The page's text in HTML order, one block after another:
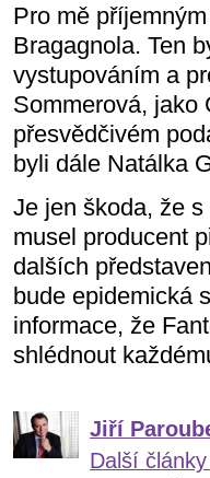
Pro mě
Bragagnola. Ten
vystupováním a
Sommerová, jako
přesvědčivém
byli dále Natálka
Je jen škoda, že
musel producent
dalších
bude epidemická
informace, že
shlédnout
Jiří
Další